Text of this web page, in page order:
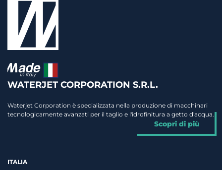
WATERJET CORPORATION S.R.L.
Waterjet Corporation è specializzata nella produzione di macchinari
tecnologicamente avanzati per il taglio e l'idrofinitura a getto d'acqua.
Scopri di più
ITALIA